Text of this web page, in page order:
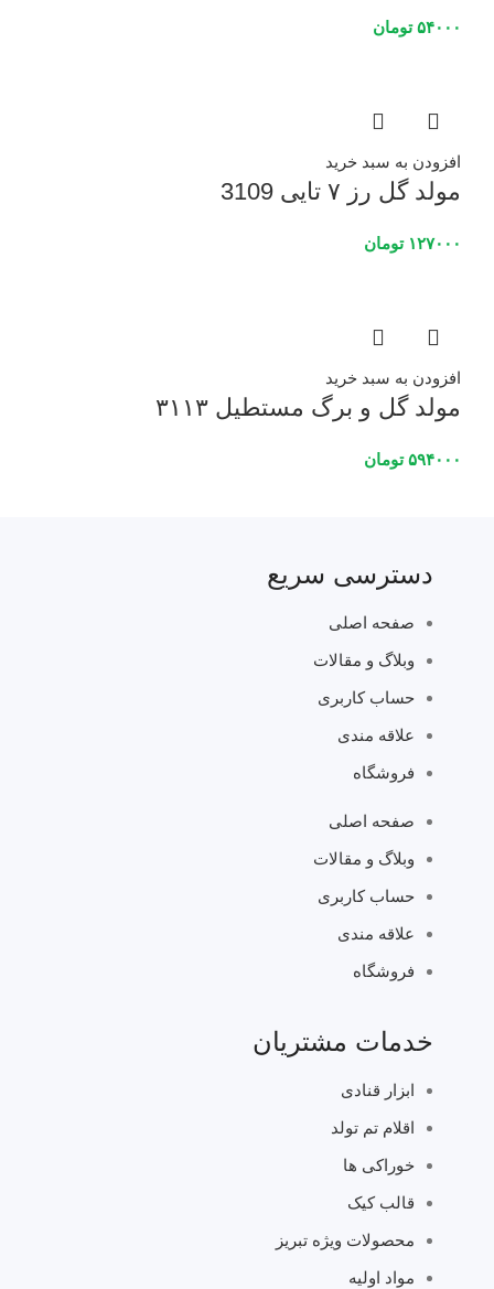
۵۴۰۰۰ تومان
افزودن به سبد خرید
مولد گل رز ۷ تایی 3109
۱۲۷۰۰۰ تومان
افزودن به سبد خرید
مولد گل و برگ مستطیل ۳۱۱۳
۵۹۴۰۰۰ تومان
دسترسی سریع
صفحه اصلی
وبلاگ و مقالات
حساب کاربری
علاقه مندی
فروشگاه
صفحه اصلی
وبلاگ و مقالات
حساب کاربری
علاقه مندی
فروشگاه
خدمات مشتریان
ابزار قنادی
اقلام تم تولد
خوراکی ها
قالب کیک
محصولات ویژه تبریز
مواد اولیه